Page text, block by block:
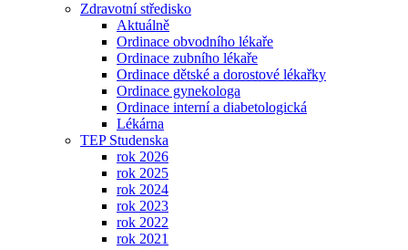
Zdravotní středisko
Aktuálně
Ordinace obvodního lékaře
Ordinace zubního lékaře
Ordinace dětské a dorostové lékařky
Ordinace gynekologa
Ordinace interní a diabetologická
Lékárna
TEP Studenska
rok 2026
rok 2025
rok 2024
rok 2023
rok 2022
rok 2021